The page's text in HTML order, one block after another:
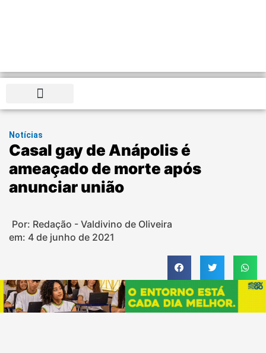
Notícias
Casal gay de Anápolis é
ameaçado de morte após
anunciar união
Por: Redação - Valdivino de Oliveira
em: 4 de junho de 2021